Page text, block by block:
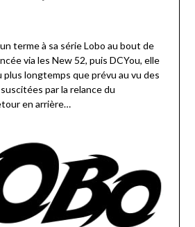
terme à sa série Lobo au bout de
via les New 52, puis DCYou, elle
longtemps que prévu au vu des
par la relance du
en arrière…